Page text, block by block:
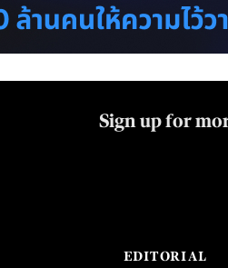
Sign up for
EDITORIAL